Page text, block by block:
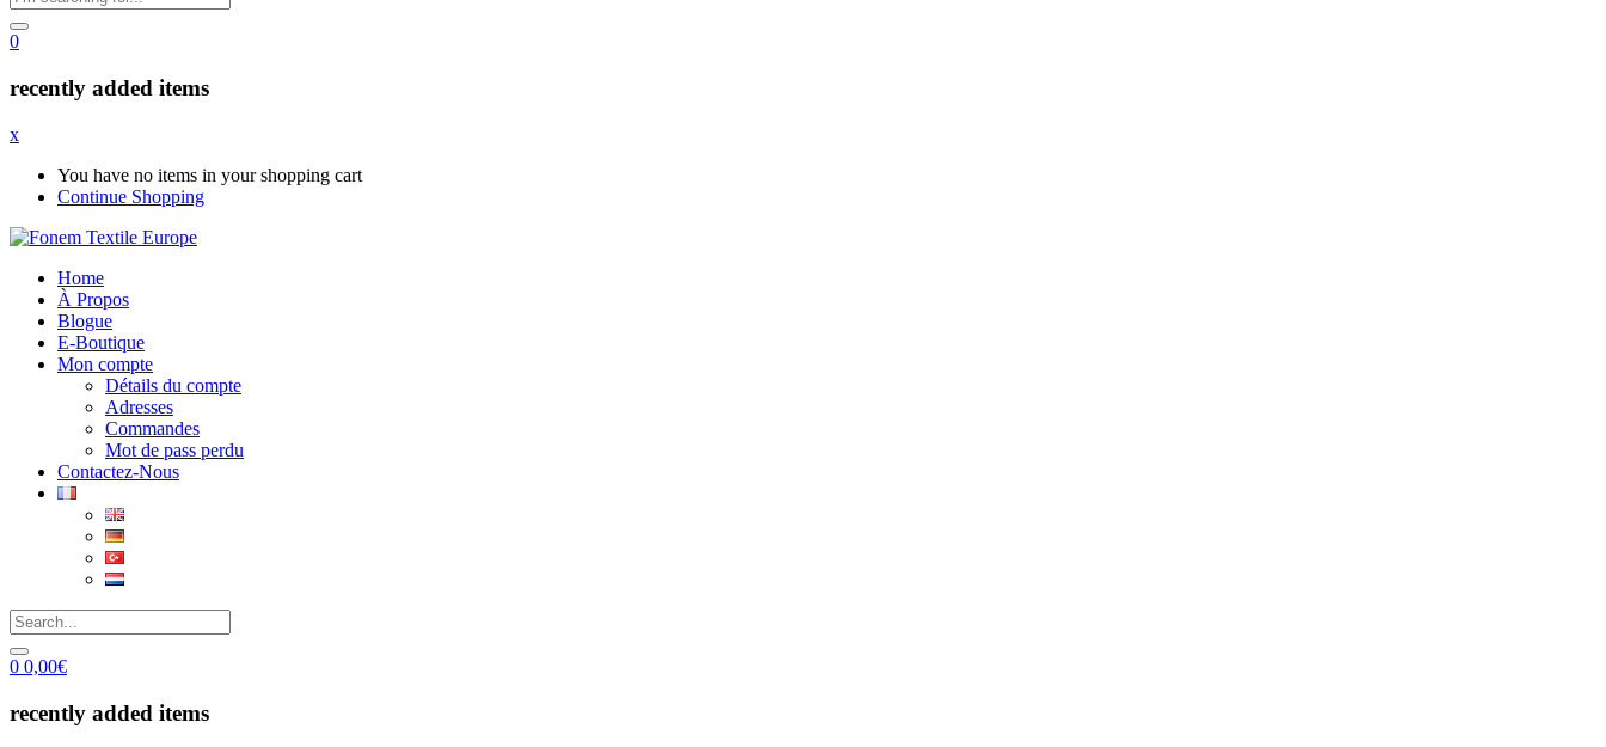
0
recently added items
x
You have no items in your shopping cart
Continue Shopping
Home
À Propos
Blogue
E-Boutique
Mon compte
Détails du compte
Adresses
Commandes
Mot de pass perdu
Contactez-Nous
0 0,00€
recently added items